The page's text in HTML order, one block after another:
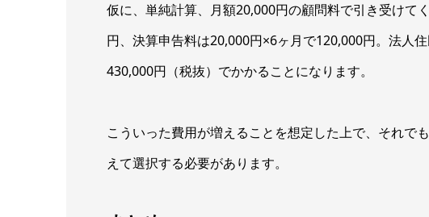
仮に、単純計算、月額20,000円の顧問料で引き受けて
円、決算申告料は20,000円×6ヶ月で120,000円。法人
430,000円（税抜）でかかることになります。
こういった費用が増えることを想定した上で、それで
えて選択する必要があります。